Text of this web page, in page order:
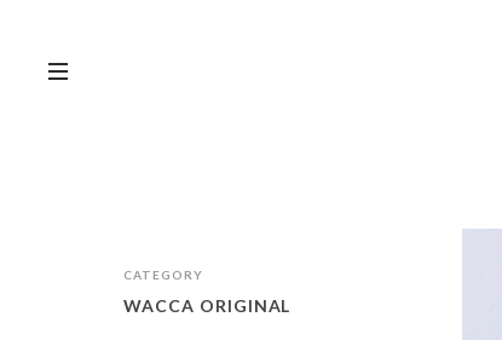
CATEGORY
WACCA ORIGINAL